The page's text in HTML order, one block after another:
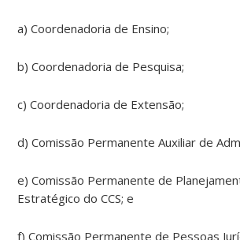
a) Coordenadoria de Ensino;
b) Coordenadoria de Pesquisa;
c) Coordenadoria de Extensão;
d) Comissão Permanente Auxiliar de
e) Comissão Permanente de
Estratégico do CCS; e
f) Comissão Permanente de Pessoas